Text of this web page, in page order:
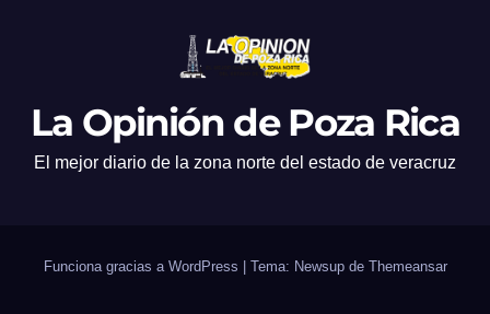
La Opinión de Poza Rica
El mejor diario de la zona norte del estado de veracruz
Funciona gracias a WordPress Tema: Newsup de Themeansar